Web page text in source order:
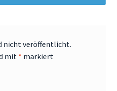
nicht veröffentlicht.
mit * markiert